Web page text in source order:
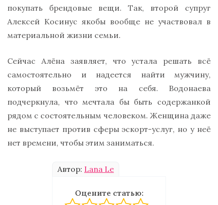
покупать брендовые вещи. Так, второй супруг
Алексей Косинус якобы вообще не участвовал в
материальной жизни семьи.
Сейчас Алёна заявляет, что устала решать всё
самостоятельно и надеется найти мужчину,
который возьмёт это на себя. Водонаева
подчеркнула, что мечтала бы быть содержанкой
рядом с состоятельным человеком. Женщина даже
не выступает против сферы эскорт-услуг, но у неё
нет времени, чтобы этим заниматься.
Автор: Lana Le
Оцените статью: